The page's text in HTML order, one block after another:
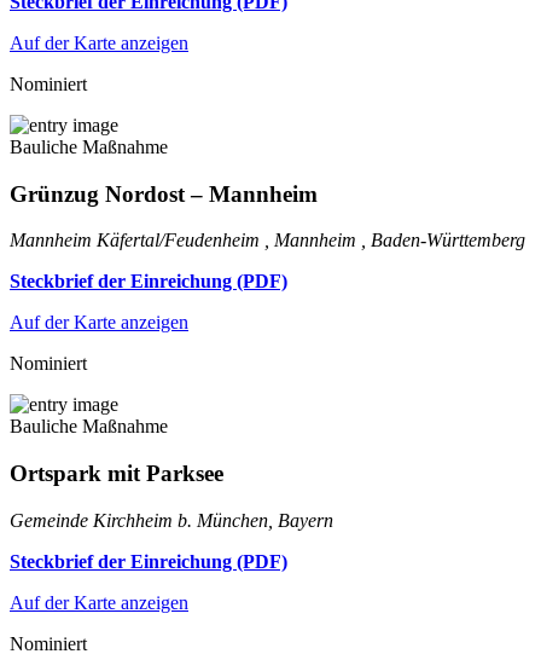
Auf der Karte anzeigen
Nominiert
Bauliche Maßnahme
Grünzug Nordost – Mannheim
Mannheim Käfertal/Feudenheim , Mannheim , Baden-Württemberg
Steckbrief der Einreichung (PDF)
Auf der Karte anzeigen
Nominiert
Bauliche Maßnahme
Ortspark mit Parksee
Gemeinde Kirchheim b. München, Bayern
Steckbrief der Einreichung (PDF)
Auf der Karte anzeigen
Nominiert